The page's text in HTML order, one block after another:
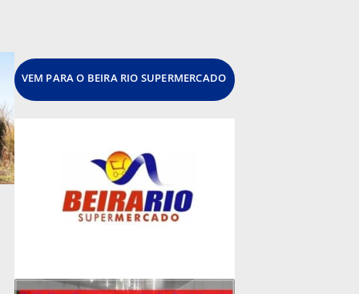
VEM PARA O BEIRA RIO SUPERMERCADO